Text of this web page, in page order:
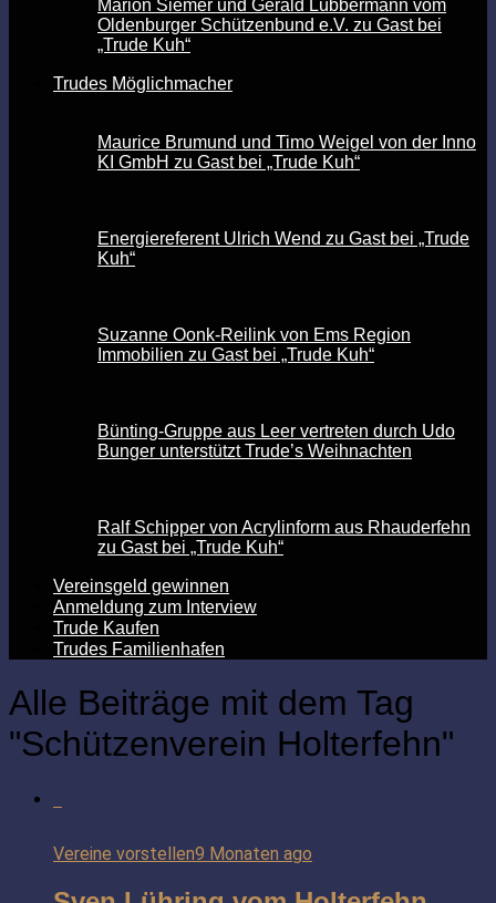
Marion Siemer und Gerald Lübbermann vom
Oldenburger Schützenbund e.V. zu Gast bei
„Trude Kuh“
Trudes Möglichmacher
Maurice Brumund und Timo Weigel von der Inno
KI GmbH zu Gast bei „Trude Kuh“
Energiereferent Ulrich Wend zu Gast bei „Trude
Kuh“
Suzanne Oonk-Reilink von Ems Region
Immobilien zu Gast bei „Trude Kuh“
Bünting-Gruppe aus Leer vertreten durch Udo
Bunger unterstützt Trude’s Weihnachten
Ralf Schipper von Acrylinform aus Rhauderfehn
zu Gast bei „Trude Kuh“
Vereinsgeld gewinnen
Anmeldung zum Interview
Trude Kaufen
Trudes Familienhafen
Alle Beiträge mit dem Tag
"Schützenverein Holterfehn"
Vereine vorstellen9 Monaten ago